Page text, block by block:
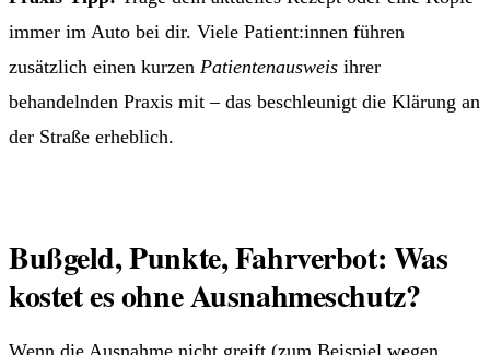
immer im Auto bei dir. Viele Patient:innen führen
zusätzlich einen kurzen Patientenausweis ihrer
behandelnden Praxis mit – das beschleunigt die Klärung an
der Straße erheblich.
Bußgeld, Punkte, Fahrverbot: Was
kostet es ohne Ausnahmeschutz?